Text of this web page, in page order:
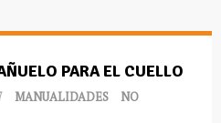
PARA EL CUELLO
MANUALIDADES
NO